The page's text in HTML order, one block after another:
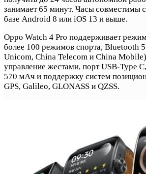
занимает 65 минут. Часы совместимы
базе Android 8 или iOS 13 и выше.
Oppo Watch 4 Pro поддерживает
более 100 режимов спорта, Bluetooth
Unicom, China Telecom и China
управление жестами, порт USB-Type
570 мАч и поддержку систем
GPS, Galileo, GLONASS и QZSS.